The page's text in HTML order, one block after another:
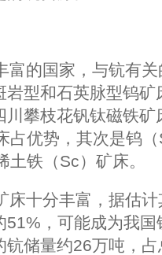
的国家，与钪有关
型和石英脉型钨
川攀枝花钒钛磁铁
占优势，其次是钨
铁（Sc）矿床。
十分丰富，据估
51%，可能成为我
钪储量约26万吨，